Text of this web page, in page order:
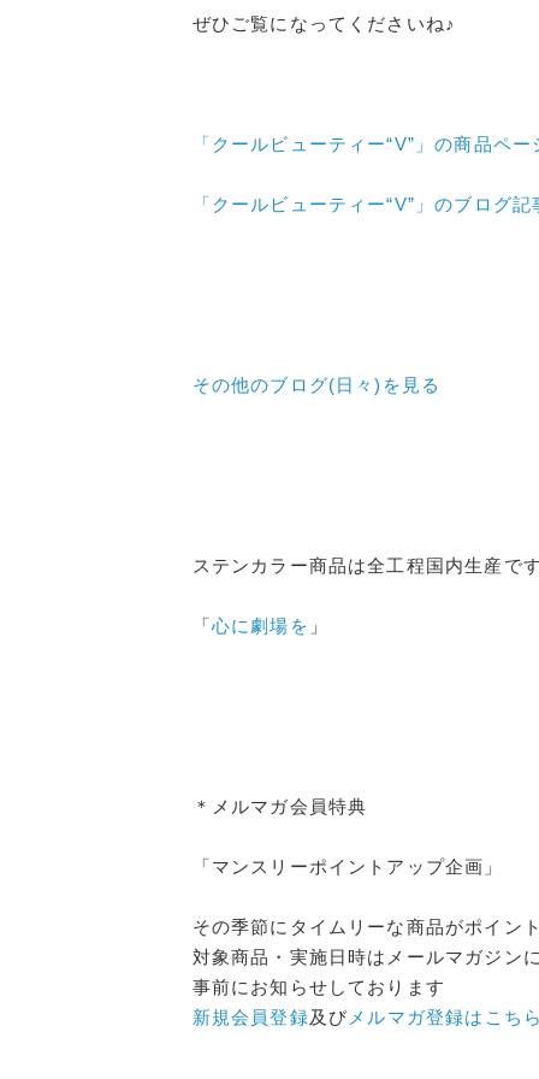
ぜひご覧になってくださいね♪
「クールビューティー“V”」の商品ペー
「クールビューティー“V”」のブログ記
その他のブログ(日々) を見る
ステンカラー商品は全工程国内生産です
「心に劇場を 」
＊メルマガ会員特典
「マンスリーポイントアップ企画」
その季節にタイムリーな商品がポイン
対象商品・実施日時はメールマガジン
事前にお知らせしております
新規会員登録及び メルマガ登録はこち